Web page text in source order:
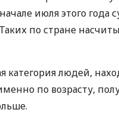
июля этого года
Таких по стране
категория людей,
по возрасту,